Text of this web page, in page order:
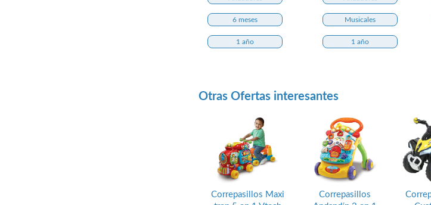
6 meses
1 año
Musicales
1 año
Otras Ofertas interesantes
Correpasillos Maxi
Correpasillos